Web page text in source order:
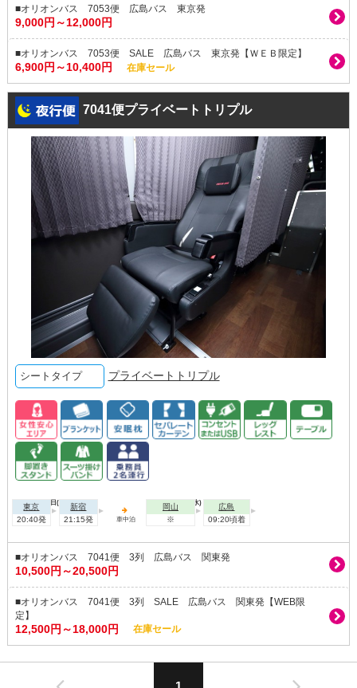
■オリオンバス 7053便 広島バス 東京発
9,000円～12,000円
■オリオンバス 7053便 SALE 広島バス 東京発【ＷＥＢ限定】
6,900円～10,400円 在庫セール
7041便プライベートトリプル
シートタイプ プライベートトリプル
2026年08月11日(火)
東京
20:40発
新宿
21:15発
車中泊
2026年08月12日(水)
岡山
※
広島
09:20頃着
■オリオンバス 7041便 3列 広島バス 関東発
10,500円～20,500円
■オリオンバス 7041便 3列 SALE 広島バス 関東発【WEB限
定】
12,500円～18,000円 在庫セール